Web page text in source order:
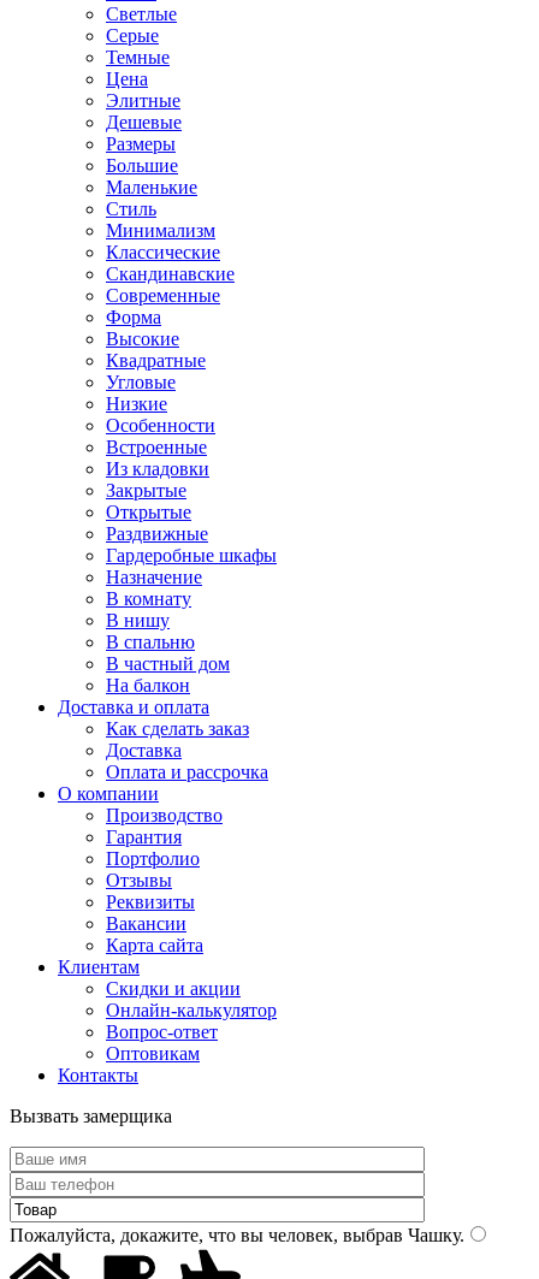
Светлые
Серые
Темные
Цена
Элитные
Дешевые
Размеры
Большие
Маленькие
Стиль
Минимализм
Классические
Скандинавские
Современные
Форма
Высокие
Квадратные
Угловые
Низкие
Особенности
Встроенные
Из кладовки
Закрытые
Открытые
Раздвижные
Гардеробные шкафы
Назначение
В комнату
В нишу
В спальню
В частный дом
На балкон
Доставка и оплата
Как сделать заказ
Доставка
Оплата и рассрочка
О компании
Производство
Гарантия
Портфолио
Отзывы
Реквизиты
Вакансии
Карта сайта
Клиентам
Скидки и акции
Онлайн-калькулятор
Вопрос-ответ
Оптовикам
Контакты
Вызвать замерщика
Пожалуйста, докажите, что вы человек, выбрав Чашку.